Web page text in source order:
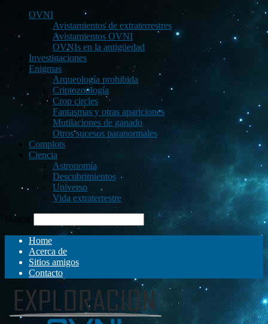
OVNI
Avistamientos de extraterrestres
Avistamientos OVNI
OVNIs en la antigüedad
Investigaciones
Enigmas
Arqueología prohibida
Criptozoología
Crop circles
Fantasmas y otras apariciones
Mutilaciones de ganado
Otros sucesos paranormales
Complots
Ciencia
Astronomía
Descubrimientos
Universo
Vida extraterrestre
Buscar
Home
Acerca de
Sitios amigos
Contacto